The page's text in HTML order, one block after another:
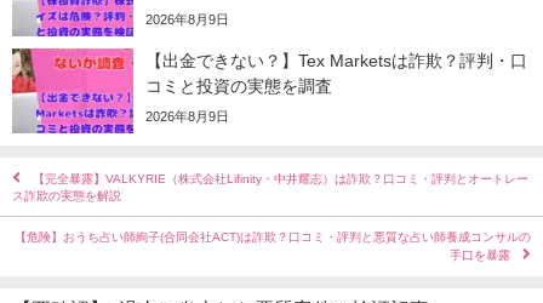
2026年8月9日
【出金できない？】Tex Marketsは詐欺？評判・口
コミと投資の実態を調査
2026年8月9日
【完全暴露】VALKYRIE（株式会社Lifinity・中井耀志）は詐欺？口コミ・評判とオートレー
ス詐欺の実態を解説
【危険】おうち占い師絢子(合同会社ACT)は詐欺？口コミ・評判と悪質な占い師養成コンサルの
手口を暴露